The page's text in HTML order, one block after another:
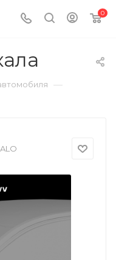
0
—